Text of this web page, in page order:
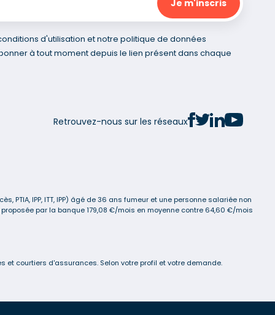
Personnalisez vos préférences pour
d'utilisation et notre politique de données
à tout moment depuis le lien présent dans chaque
Retrouvez-nous sur les réseaux
PTIA, IPP, ITT, IPP) âgé de 36 ans fumeur et une personne salariée non
proposée par la banque 179,08 €/mois en moyenne contre 64,60 €/mois
et courtiers d'assurances. Selon votre profil et votre demande.